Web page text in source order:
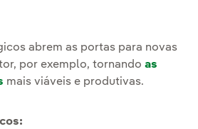
abrem as portas para novas
por exemplo, tornando as
mais viáveis e produtivas.